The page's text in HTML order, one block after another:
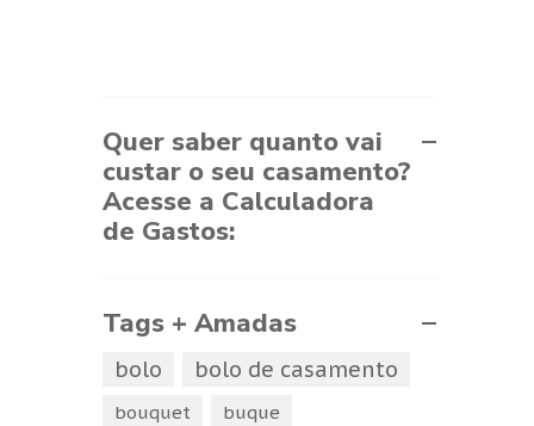
Quer saber quanto vai
custar o seu casamento?
Acesse a Calculadora
de Gastos:
Tags + Amadas
bolo bolo de casamento
bouquet
buque